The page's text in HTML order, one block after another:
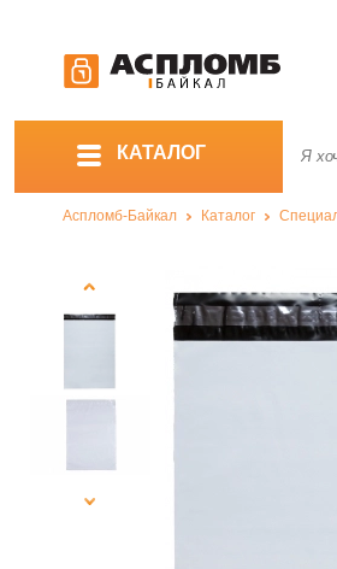
КАТАЛОГ
Аспломб-Байкал Каталог